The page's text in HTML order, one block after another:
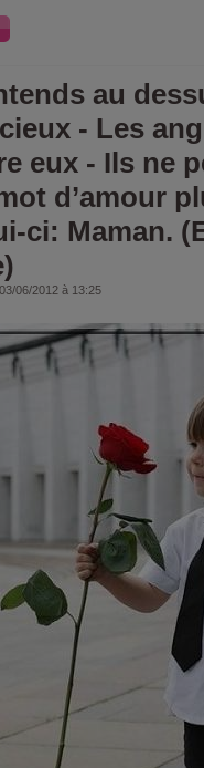
au
- Les
eux - Ils ne
d’amour
ci: Maman.
06/2012 à 13:25